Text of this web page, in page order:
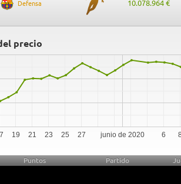
Defensa 10.078.964 €
precio
junio de 2020
19 21 23 25 27 6
Puntos Partido